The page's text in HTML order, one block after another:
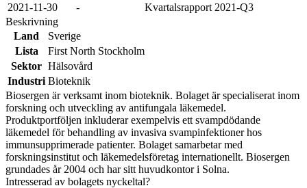
2021-11-30
-
Kvartalsrapport 2021-Q3
Beskrivning
Land
Sverige
Lista
First North Stockholm
Sektor Hälsovård
Industri Bioteknik
Biosergen är verksamt inom bioteknik. Bolaget är specialiserat inom
forskning och utveckling av antifungala läkemedel.
Produktportföljen inkluderar exempelvis ett svampdödande
läkemedel för behandling av invasiva svampinfektioner hos
immunsupprimerade patienter. Bolaget samarbetar med
forskningsinstitut och läkemedelsföretag internationellt. Biosergen
grundades år 2004 och har sitt huvudkontor i Solna.
Intresserad av bolagets nyckeltal?